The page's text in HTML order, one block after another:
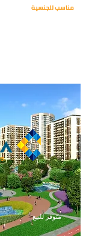
مناسب للجنسية
متوفر للبيع